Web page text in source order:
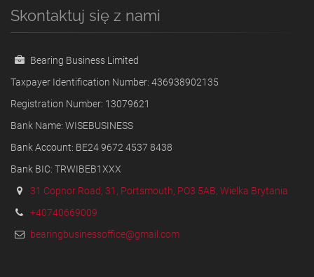
Skontaktuj się z nami
Bearing Business Limited
Taxpayer Identification Number: 436938902135
Registration Number: 13079621
Bank Name: WISEBUSINESS
Bank Account: BE24 9672 4537 8438
Bank BIC: TRWIBEB1XXX
31 Copnor Road, 31, Portsmouth, PO3 5AB, Wielka Brytania
+40740669009
bearingbusinessoffice@gmail.com